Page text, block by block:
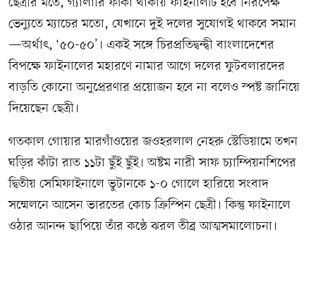
ভেন্যুতে ম্যাচের মতো, যেখানে দুই দলের সুযোগই থাকবে সমান
—অর্থাৎ, ‘৫০-৫০’। একই সঙ্গে চিরপ্রতিদ্বন্দ্বী বাংলাদেশের
বিপক্ষে ফাইনালের মহারণে নামার আগে দলের ফুটবলারদের
বাড়তি কোনো অনুপ্রেরণার প্রয়োজন হবে না বলেও স্পষ্ট জানিয়ে
দিয়েছেন ছেত্রী।
গতকাল গোয়ার মারগাঁওয়ের জওহরলাল নেহরু স্টেডিয়ামে তখন
ঘড়ির কাঁটা রাত ১১টা ছুঁই ছুঁই। অষ্টম নারী সাফ চ্যাম্পিয়নশিপের
দ্বিতীয় সেমিফাইনালে ভুটানকে ১-০ গোলে হারিয়ে সংবাদ
সম্মেলনে আসেন ভারতের কোচ ক্রিস্পিন ছেত্রী। কিন্তু ফাইনালে
ওঠার আনন্দ ছাপিয়ে তাঁর কণ্ঠে ঝরল তীব্র আত্মসমালোচনা।